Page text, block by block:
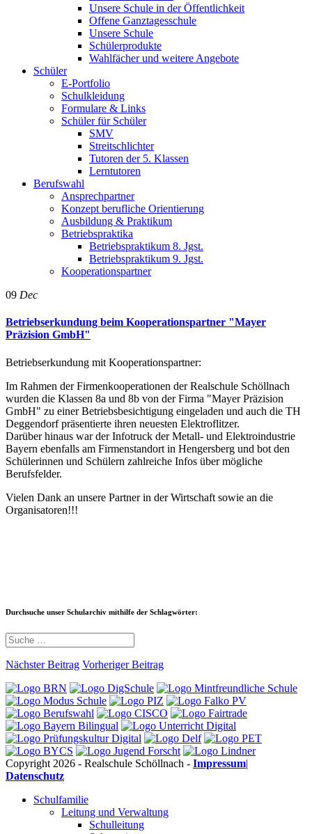
Unsere Schule in der Öffentlichkeit
Offene Ganztagesschule
Unsere Schule
Schülerprodukte
Wahlfächer und weitere Angebote
Schüler
E-Portfolio
Schulkleidung
Formulare & Links
Schüler für Schüler
SMV
Streitschlichter
Tutoren der 5. Klassen
Lerntutoren
Berufswahl
Ansprechpartner
Konzept berufliche Orientierung
Ausbildung & Praktikum
Betriebspraktika
Betriebspraktikum 8. Jgst.
Betriebspraktikum 9. Jgst.
Kooperationspartner
09 Dec
Betriebserkundung beim Kooperationspartner "Mayer
Präzision GmbH"
Betriebserkundung mit Kooperationspartner:
Im Rahmen der Firmenkooperationen der Realschule Schöllnach
wurden die Klassen 8a und 8b von der Firma "Mayer Präzision
GmbH" zu einer Betriebsbesichtigung eingeladen und auch die TH
Deggendorf präsentierte ihren neuesten Elektroflitzer.
Darüber hinaus war der Infotruck der Metall- und Elektroindustrie
Bayern ebenfalls am Firmenstandort in Hengersberg und bot den
Schülerinnen und Schülern zahlreiche Infos über mögliche
Berufsfelder.
Vielen Dank an unsere Partner in der Wirtschaft sowie an die
Organisatoren!!!
Durchsuche unser Schularchiv mithilfe der Schlagwörter:
Nächster Beitrag Vorheriger Beitrag
Copyright 2026 - Realschule Schöllnach - Impressum
Datenschutz
Schulfamilie
Leitung und Verwaltung
Schulleitung